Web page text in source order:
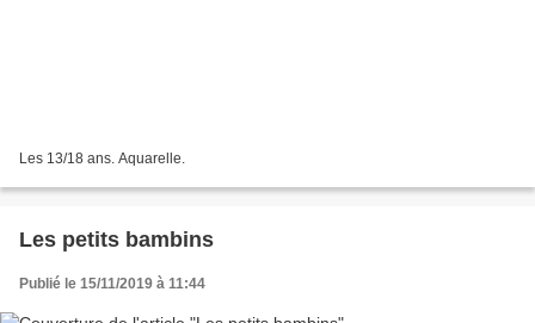
Les 13/18 ans. Aquarelle.
Les petits bambins
Publié le 15/11/2019 à 11:44